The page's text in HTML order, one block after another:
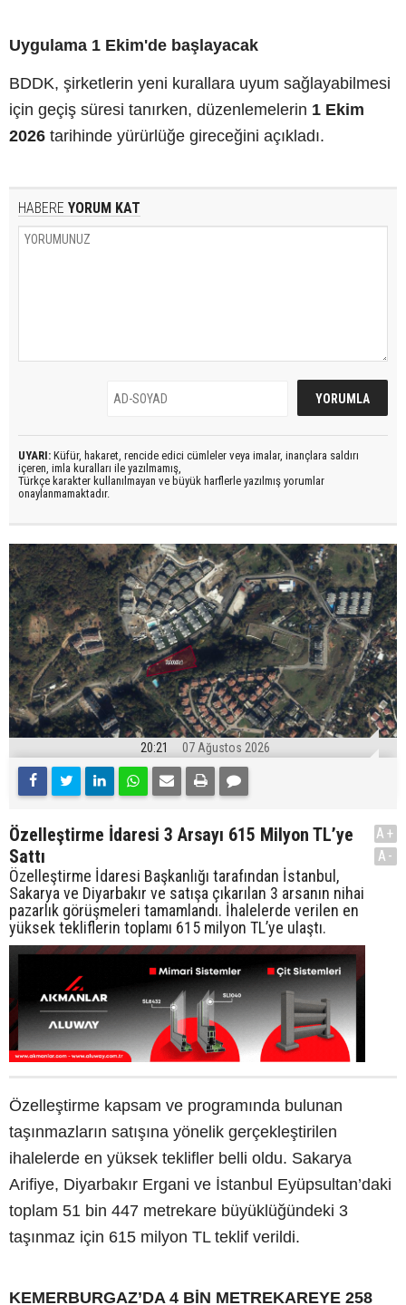
Uygulama 1 Ekim'de başlayacak
BDDK, şirketlerin yeni kurallara uyum sağlayabilmesi
için geçiş süresi tanırken, düzenlemelerin 1 Ekim
2026 tarihinde yürürlüğe gireceğini açıkladı.
HABERE YORUM KAT
UYARI: Küfür, hakaret, rencide edici cümleler veya imalar, inançlara saldırı
içeren, imla kuralları ile yazılmamış,
Türkçe karakter kullanılmayan ve büyük harflerle yazılmış yorumlar
onaylanmamaktadır.
20:21 07 Ağustos 2026
Özelleştirme İdaresi 3 Arsayı 615 Milyon TL’ye
Sattı
Özelleştirme İdaresi Başkanlığı tarafından İstanbul,
Sakarya ve Diyarbakır ve satışa çıkarılan 3 arsanın nihai
pazarlık görüşmeleri tamamlandı. İhalelerde verilen en
yüksek tekliflerin toplamı 615 milyon TL’ye ulaştı.
A+
A-
Özelleştirme kapsam ve programında bulunan
taşınmazların satışına yönelik gerçekleştirilen
ihalelerde en yüksek teklifler belli oldu. Sakarya
Arifiye, Diyarbakır Ergani ve İstanbul Eyüpsultan’daki
toplam 51 bin 447 metrekare büyüklüğündeki 3
taşınmaz için 615 milyon TL teklif verildi.
KEMERBURGAZ’DA 4 BİN METREKAREYE 258